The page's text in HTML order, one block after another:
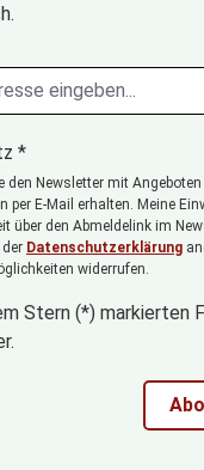
*
den Newsletter mit Angeboten
per E-Mail erhalten. Meine
über den Abmeldelink im
Datenschutzerklärung
widerrufen.
Stern (*) markierten